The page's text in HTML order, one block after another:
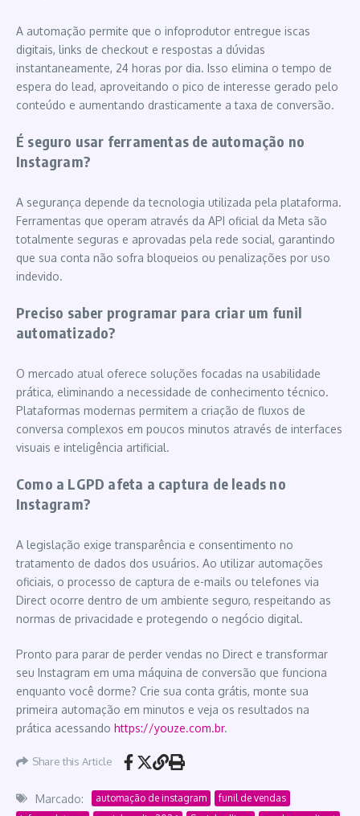
A automação permite que o infoprodutor entregue iscas
digitais, links de checkout e respostas a dúvidas
instantaneamente, 24 horas por dia. Isso elimina o tempo de
espera do lead, aproveitando o pico de interesse gerado pelo
conteúdo e aumentando drasticamente a taxa de conversão.
É seguro usar ferramentas de automação no
Instagram?
A segurança depende da tecnologia utilizada pela plataforma.
Ferramentas que operam através da API oficial da Meta são
totalmente seguras e aprovadas pela rede social, garantindo
que sua conta não sofra bloqueios ou penalizações por uso
indevido.
Preciso saber programar para criar um funil
automatizado?
O mercado atual oferece soluções focadas na usabilidade
prática, eliminando a necessidade de conhecimento técnico.
Plataformas modernas permitem a criação de fluxos de
conversa complexos em poucos minutos através de interfaces
visuais e inteligência artificial.
Como a LGPD afeta a captura de leads no
Instagram?
A legislação exige transparência e consentimento no
tratamento de dados dos usuários. Ao utilizar automações
oficiais, o processo de captura de e-mails ou telefones via
Direct ocorre dentro de um ambiente seguro, respeitando as
normas de privacidade e protegendo o negócio digital.
Pronto para parar de perder vendas no Direct e transformar
seu Instagram em uma máquina de conversão que funciona
enquanto você dorme? Crie sua conta grátis, monte sua
primeira automação em minutos e veja os resultados na
prática acessando https://youze.com.br.
Share this Article
Marcado: automação de instagram
funil de vendas